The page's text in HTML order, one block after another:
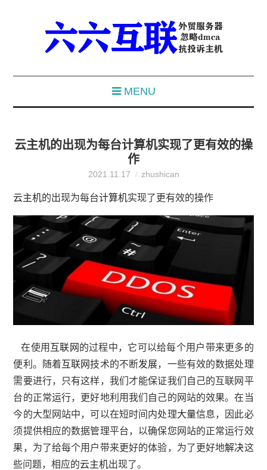
MENU
云主机的出现为每台计算机实现了更有效的操
作
2021.11.17 zhushican
云主机的出现为每台计算机实现了更有效的操作
在使用 互联网 的过程中，它可以给每个用户带来更多的
便利。随着互联网技术的不断发展，一些有效的数据处理
需要进行，只有这样，我们才能保证我们自己的互联网平
台的正常运行，更好地利用我们自己的网站的效果。在当
今的大型网站中，可以在短时间内处理大量信息，因此必
须提供相应的数据管理平台，以确保您网站的正常运行效
果，为了给每个用户带来更好的体验，为了更好地解决这
些问题，相应的云主机出现了。